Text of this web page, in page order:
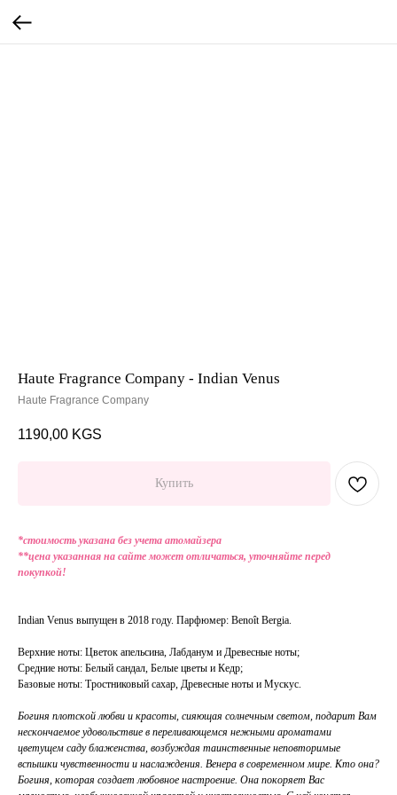
Haute Fragrance Company - Indian Venus
Haute Fragrance Company
1190,00 KGS
Купить
*стоимость указана без учета атомайзера
**цена указанная на сайте может отличаться, уточняйте перед
покупкой!
Indian Venus выпущен в 2018 году. Парфюмер: Benoît Bergia.
Верхние ноты: Цветок апельсина, Лабданум и Древесные ноты;
Средние ноты: Белый сандал, Белые цветы и Кедр;
Базовые ноты: Тростниковый сахар, Древесные ноты и Мускус.
Богиня плотской любви и красоты, сияющая солнечным светом, подарит Вам
нескончаемое удовольствие в переливающемся нежными ароматами
цветущем саду блаженства, возбуждая таинственные неповторимые
вспышки чувственности и наслаждения. Венера в современном мире. Кто она?
Богиня, которая создает любовное настроение. Она покоряет Вас